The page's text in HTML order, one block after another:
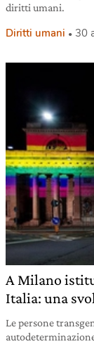
diritti umani.
Diritti umani 30
A Milano
Italia: una
Le persone